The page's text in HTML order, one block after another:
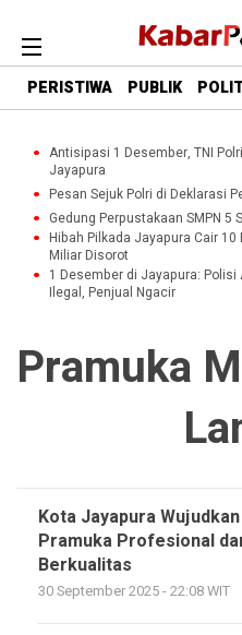
PERISTIWA PUBLIK
Antisipasi 1 Desember, TNI
Jayapura
Pesan Sejuk Polri di Deklarasi
Gedung Perpustakaan SMPN 5
Hibah Pilkada Jayapura Cair
Miliar Disorot
1 Desember di Jayapura:
Ilegal, Penjual Ngacir
Pramuka
Kota Jayapura Wujudkan
Pramuka Profesional
Berkualitas
30 September 2025 - 22:08 WIT